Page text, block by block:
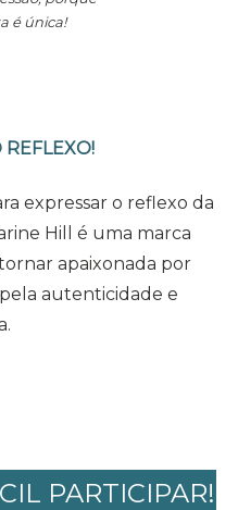
é única!
REFLEXO!
expressar o reflexo da
Hill é uma marca
apaixonada por
autenticidade e
PARTICIPAR!